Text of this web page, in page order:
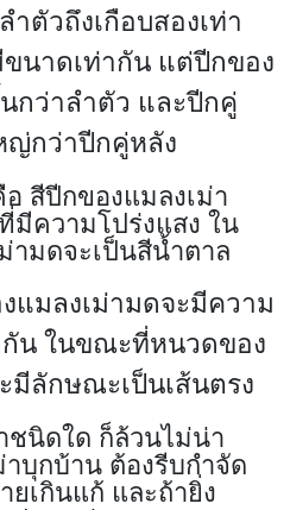
ตัวถึงเกือบสองเท่า
นาดเท่ากัน แต่ปีกของ
กว่าลำตัว และปีกคู่
กว่าปีกคู่หลัง
สีปีกของแมลงเม่า
มีความโปร่งแสง ใน
มดจะเป็นสีน้ำตาล
แมลงเม่ามดจะมีความ
กัน ในขณะที่หนวดของ
มีลักษณะเป็นเส้นตรง
ชนิดใด ก็ล้วนไม่น่า
บุกบ้าน ต้องรีบกำจัด
ยเกินแก้ และถ้ายิ่ง